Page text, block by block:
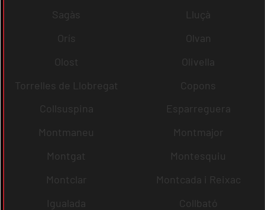
Sagàs
Lluçà
Orís
Olvan
Olost
Olivella
Torrelles de Llobregat
Copons
Collsuspina
Esparreguera
Montmaneu
Montmajor
Montgat
Montesquiu
Montclar
Montcada i Reixac
Igualada
Collbató